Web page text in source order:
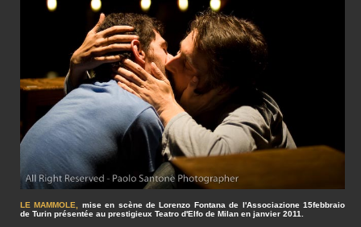
LE MAMMOLE, mise en scène de Lorenzo Fontana de l'Associazione 15febbraio
de Turin présentée au prestigieux Teatro d'Elfo de Milan en janvier 2011.